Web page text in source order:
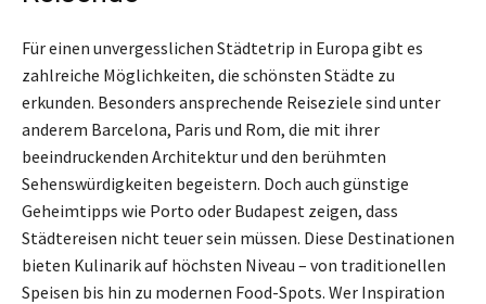
Für einen unvergesslichen Städtetrip in Europa gibt es
zahlreiche Möglichkeiten, die schönsten Städte zu
erkunden. Besonders ansprechende Reiseziele sind unter
anderem Barcelona, Paris und Rom, die mit ihrer
beeindruckenden Architektur und den berühmten
Sehenswürdigkeiten begeistern. Doch auch günstige
Geheimtipps wie Porto oder Budapest zeigen, dass
Städtereisen nicht teuer sein müssen. Diese Destinationen
bieten Kulinarik auf höchsten Niveau – von traditionellen
Speisen bis hin zu modernen Food-Spots. Wer Inspiration